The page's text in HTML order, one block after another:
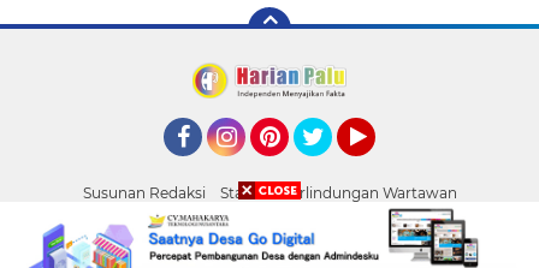
Susunan Redaksi
Standar Perlindungan Wartawan
Pasang Iklan
Tentang Kami Pedoman Media Siber
Palu
Copyright ©2026 HARIAN PALU